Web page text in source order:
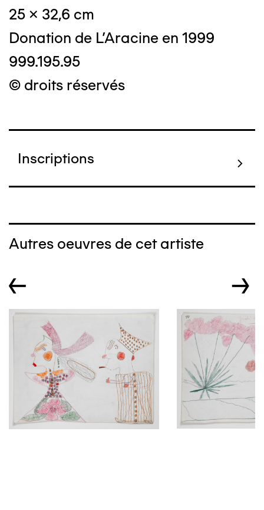
25 x 32,6 cm
Donation de L'Aracine en 1999
999.195.95
© droits réservés
Inscriptions
Autres oeuvres de cet artiste
← →